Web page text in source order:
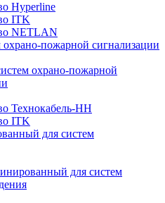
Hyperline
ITK
NETLAN
охрано-пожарной сигнализации
охрано-пожарной
Технокабель-НН
ITK
для систем
для систем